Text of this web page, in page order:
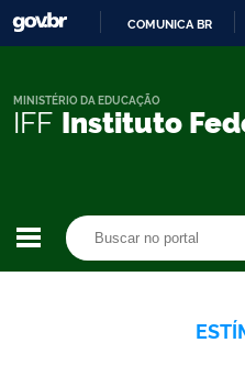
COMUNICA BR
IFF Instituto
MINISTÉRIO DA EDUCAÇÃO